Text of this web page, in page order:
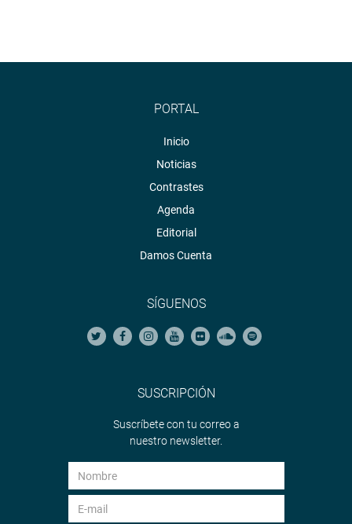
PORTAL
Inicio
Noticias
Contrastes
Agenda
Editorial
Damos Cuenta
SÍGUENOS
SUSCRIPCIÓN
Suscríbete con tu correo a
nuestro newsletter.